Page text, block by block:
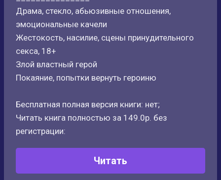
Драма, стекло, абьюзивные отношения,
эмоциональные качели
Жестокость, насилие, сцены принудительного
секса, 18+
Злой властный герой
Покаяние, попытки вернуть героиню
Бесплатная полная версия книги: нет;
Читать книга полностью за 149.0р. без
регистрации:
Читать